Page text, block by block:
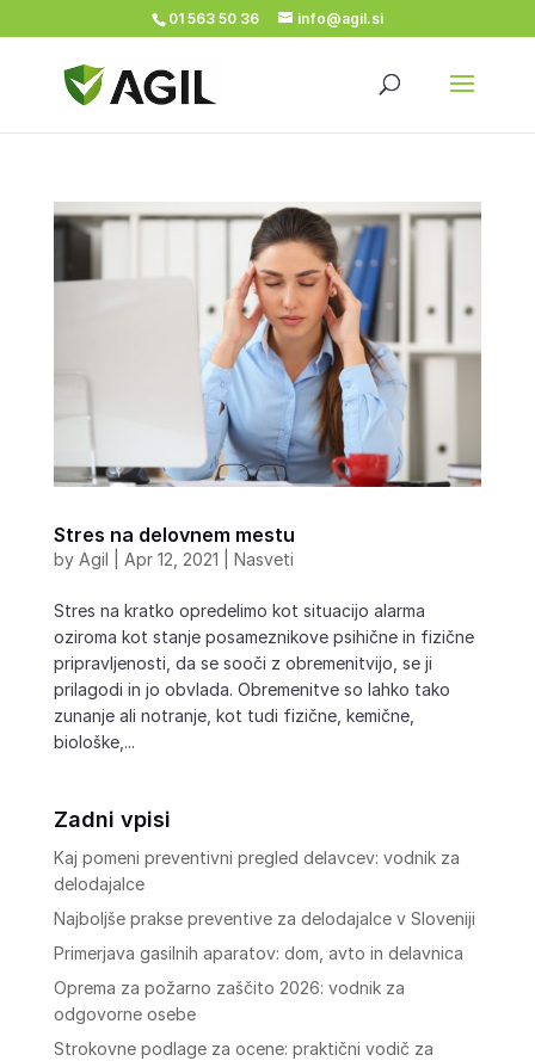
01 563 50 36 info@agil.si
Stres na delovnem mestu
by Agil Apr 12, 2021 Nasveti
Stres na kratko opredelimo kot situacijo alarma
oziroma kot stanje posameznikove psihične in fizične
pripravljenosti, da se sooči z obremenitvijo, se ji
prilagodi in jo obvlada. Obremenitve so lahko tako
zunanje ali notranje, kot tudi fizične, kemične,
biološke,...
Zadni vpisi
Kaj pomeni preventivni pregled delavcev: vodnik za
delodajalce
Najboljše prakse preventive za delodajalce v Sloveniji
Primerjava gasilnih aparatov: dom, avto in delavnica
Oprema za požarno zaščito 2026: vodnik za
odgovorne osebe
Strokovne podlage za ocene: praktični vodič za